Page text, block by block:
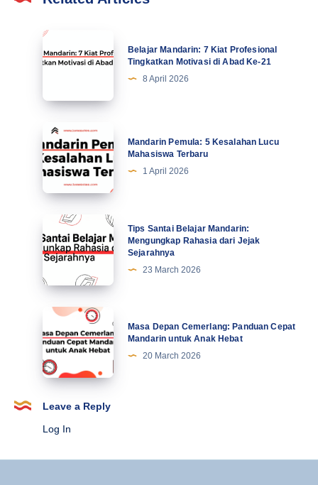
Belajar
Mandarin:
Profesional
Tingkatkan
Motivasi
di
Abad
Ke-
Belajar Mandarin: 7 Kiat Profesional
Tingkatkan Motivasi di Abad Ke-21
8 April 2026
Mandarin
Pemula:
5
Kesalahan
Lucu
Mahasiswa
Terbaru
Mandarin Pemula: 5 Kesalahan Lucu
Mahasiswa Terbaru
1 April 2026
Tips
Santai
Belajar
Mandarin:
Mengungkap
Rahasia
dari
Jejak
Sejarahnya
Tips Santai Belajar Mandarin:
Mengungkap Rahasia dari Jejak
Sejarahnya
23 March 2026
Masa
Depan
Cemerlang:
Panduan
Cepat
Mandarin
Hebat
Masa Depan Cemerlang: Panduan Cepat
Mandarin untuk Anak Hebat
20 March 2026
Leave a Reply
Log In